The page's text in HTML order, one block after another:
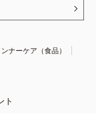
ナーケア（食品）
ト